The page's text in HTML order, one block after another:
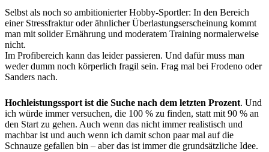
Selbst als noch so ambitionierter Hobby-Sportler: In den Bereich
einer Stressfraktur oder ähnlicher Überlastungserscheinung kommt
man mit solider Ernährung und moderatem Training normalerweise
nicht.
Im Profibereich kann das leider passieren. Und dafür muss man
weder dumm noch körperlich fragil sein. Frag mal bei Frodeno oder
Sanders nach.
Hochleistungssport ist die Suche nach dem letzten Prozent. Und
ich würde immer versuchen, die 100 % zu finden, statt mit 90 % an
den Start zu gehen. Auch wenn das nicht immer realistisch und
machbar ist und auch wenn ich damit schon paar mal auf die
Schnauze gefallen bin – aber das ist immer die grundsätzliche Idee.